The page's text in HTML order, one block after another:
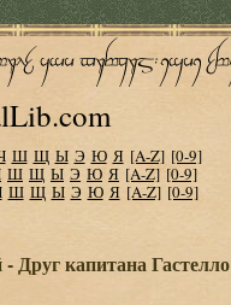
Ш Щ Ы Э Ю Я [A-Z] [0-9]
Ш Щ Ы Э Ю Я [A-Z] [0-9]
Ш Щ Ы Э Ю Я [A-Z] [0-9]
капитана Гастелло